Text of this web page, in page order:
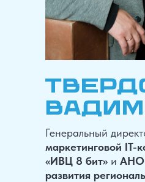
Генеральный
маркетинговой IT-
«ИВЦ 8 бит» и АНО
развития